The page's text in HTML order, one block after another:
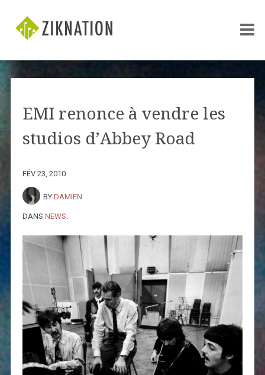
EMI renonce à vendre les
studios d’Abbey Road
FÉV 23, 2010
BY DAMIEN
DANS NEWS